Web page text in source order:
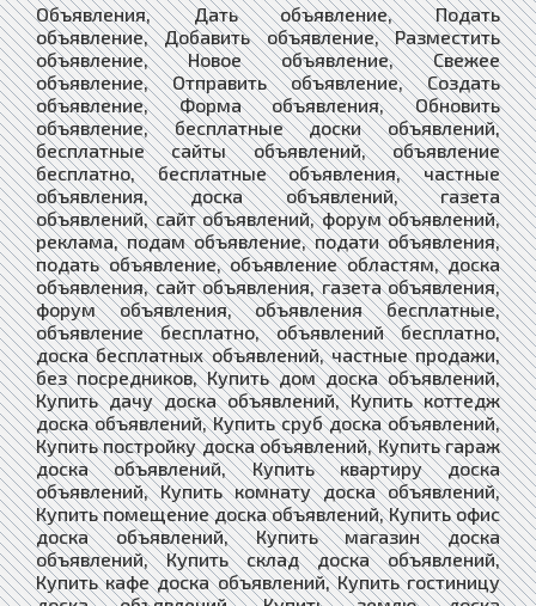
Объявления, Дать объявление, Подать
объявление, Добавить объявление, Разместить
объявление, Новое объявление, Свежее
объявление, Отправить объявление, Создать
объявление, Форма объявления, Обновить
объявление, бесплатные доски объявлений,
бесплатные сайты объявлений, объявление
бесплатно, бесплатные объявления, частные
объявления, доска объявлений, газета
объявлений, сайт объявлений, форум объявлений,
реклама, подам объявление, подати объявления,
подать объявление, объявление областям, доска
объявления, сайт объявления, газета объявления,
форум объявления, объявления бесплатные,
объявление бесплатно, объявлений бесплатно,
доска бесплатных объявлений, частные продажи,
без посредников, Купить дом доска объявлений,
Купить дачу доска объявлений, Купить коттедж
доска объявлений, Купить сруб доска объявлений,
Купить постройку доска объявлений, Купить гараж
доска объявлений, Купить квартиру доска
объявлений, Купить комнату доска объявлений,
Купить помещение доска объявлений, Купить офис
доска объявлений, Купить магазин доска
объявлений, Купить склад доска объявлений,
Купить кафе доска объявлений, Купить гостиницу